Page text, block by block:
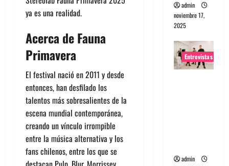
ya es una realidad.
Acerca de Fauna
Primavera
El festival nació en 2011 y desde
entonces, han desfilado los
talentos más sobresalientes de la
escena mundial contemporánea,
creando un vínculo irrompible
entre la música alternativa y los
fans chilenos, entre los que se
admin
noviembre 17,
2025
Entrevistas
admin